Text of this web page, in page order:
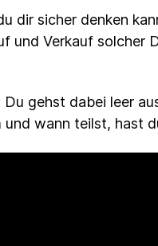
dir sicher denken
und Verkauf solcher
gehst dabei leer
wann teilst, hast